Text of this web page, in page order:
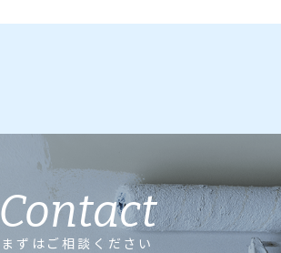
Contact
まずはご相談ください